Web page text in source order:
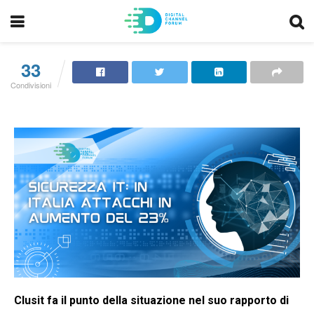
33
Condivisioni
Clusit fa il punto della situazione nel suo rapporto di